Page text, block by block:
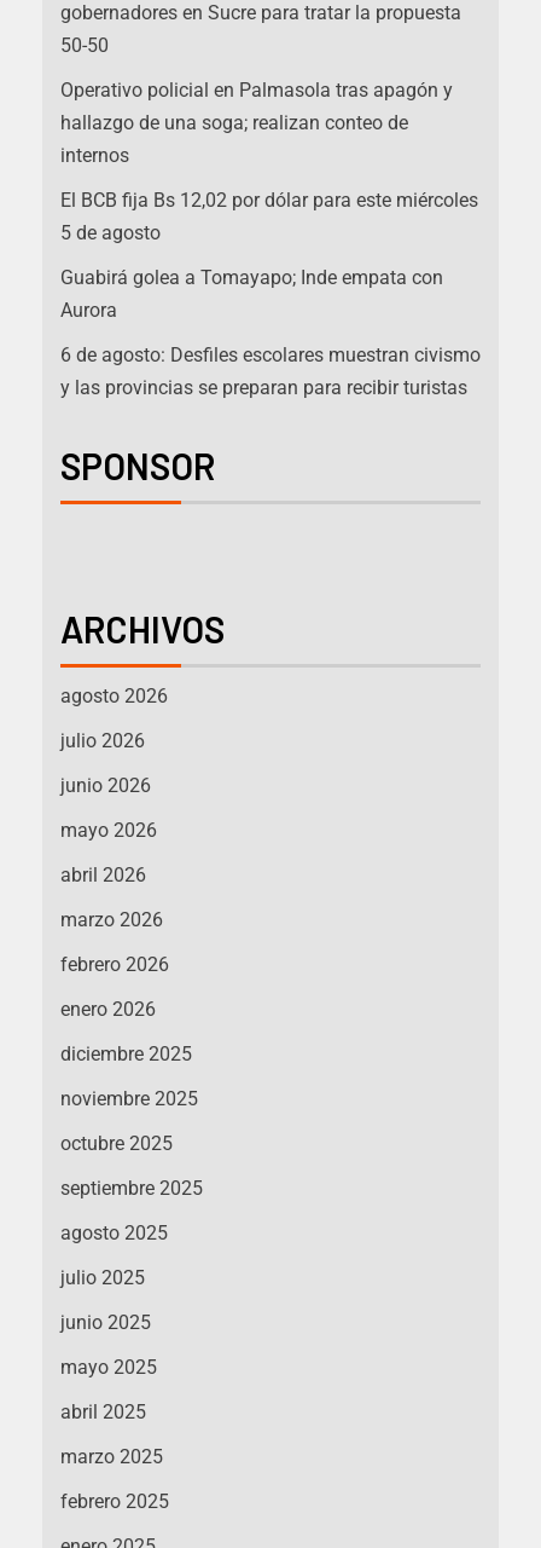
gobernadores en Sucre para tratar la propuesta
50-50
Operativo policial en Palmasola tras apagón y
hallazgo de una soga; realizan conteo de
internos
El BCB fija Bs 12,02 por dólar para este miércoles
5 de agosto
Guabirá golea a Tomayapo; Inde empata con
Aurora
6 de agosto: Desfiles escolares muestran civismo
y las provincias se preparan para recibir turistas
SPONSOR
ARCHIVOS
agosto 2026
julio 2026
junio 2026
mayo 2026
abril 2026
marzo 2026
febrero 2026
enero 2026
diciembre 2025
noviembre 2025
octubre 2025
septiembre 2025
agosto 2025
julio 2025
junio 2025
mayo 2025
abril 2025
marzo 2025
febrero 2025